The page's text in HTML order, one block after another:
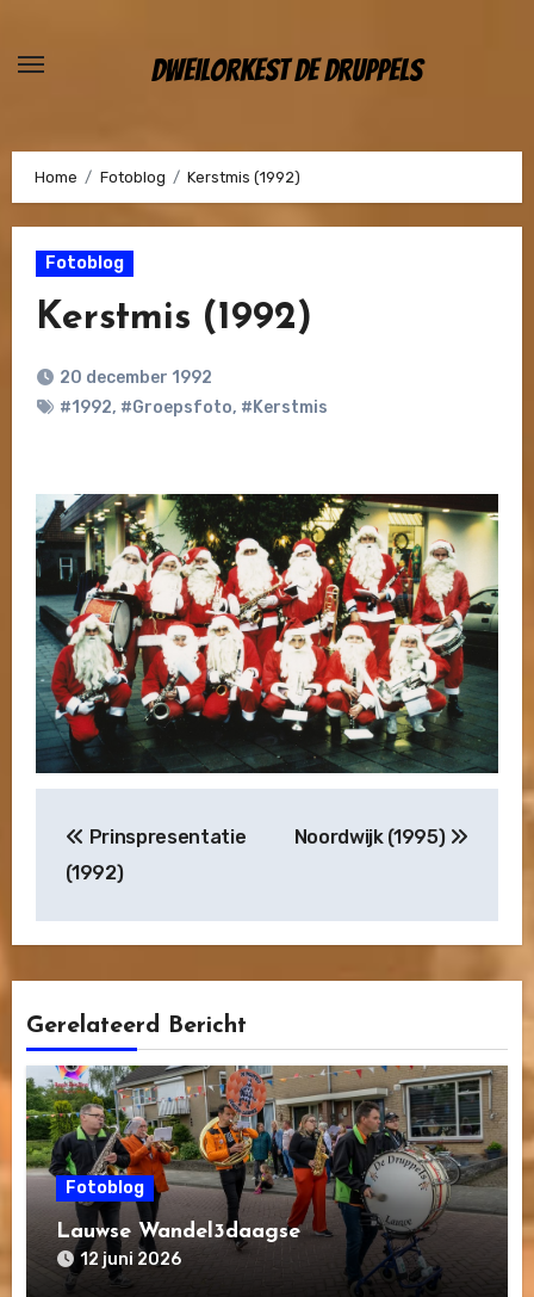
Dweilorkest De Druppels
Home Fotoblog Kerstmis (1992)
Fotoblog
Kerstmis (1992)
20 december 1992
#1992, #Groepsfoto, #Kerstmis
navigatie
Prinspresentatie
(1992)
Noordwijk (1995)
Gerelateerd Bericht
Fotoblog
Lauwse Wandel3daagse
12 juni 2026